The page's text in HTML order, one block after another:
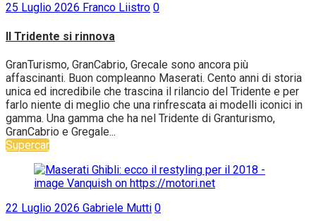
25 Luglio 2026 Franco Liistro 0
Il Tridente si rinnova
GranTurismo, GranCabrio, Grecale sono ancora più
affascinanti. Buon compleanno Maserati. Cento anni di storia
unica ed incredibile che trascina il rilancio del Tridente e per
farlo niente di meglio che una rinfrescata ai modelli iconici in
gamma. Una gamma che ha nel Tridente di Granturismo,
GranCabrio e Gregale...
Supercar
22 Luglio 2026 Gabriele Mutti 0